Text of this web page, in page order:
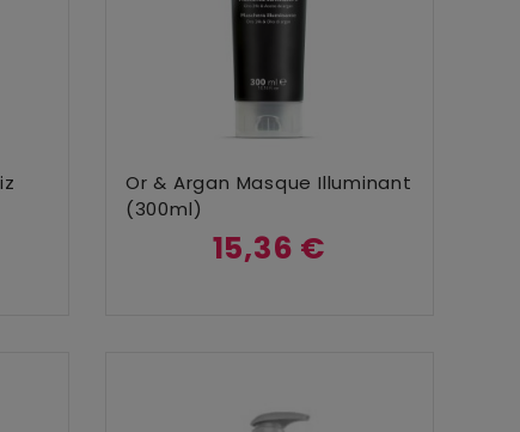
Ajouter Au Panier
Or & Argan Masque Illuminant
(300ml)
15,36 €